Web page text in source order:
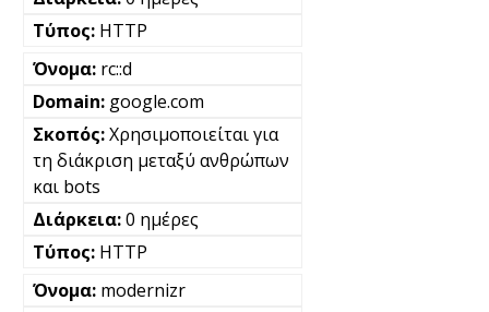
HTTP
rc::d
google.com
Χρησιμοποιείται για
τη διάκριση μεταξύ ανθρώπων
και bots
0 ημέρες
HTTP
modernizr